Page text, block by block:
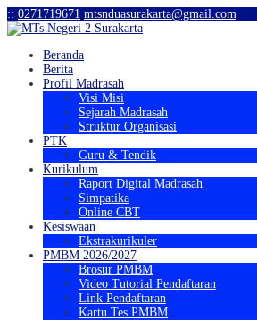
:: 0271719671 mtsnduasurakarta@gmail.com
Beranda
Berita
Profil Madrasah
Visi Misi
Sejarah Madrasah
Struktur Organisasi
PTK
Guru & Tendik
Kurikulum
Raport Digital Madrasah
Simpatika
Online CBT
Kesiswaan
Ekstrakurikuler
PMBM 2026/2027
Brosur PMBM
Video Tutorial Pendaftaran
Link Pendaftaran
Kartu Tes PMBM